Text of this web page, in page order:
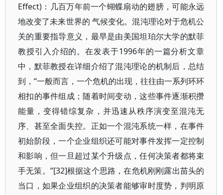
Effect)：几百万年前一个蝴蝶扇动的翅膀，可能永远
地改变了未来世界的 气候变化。混沌理论对于危机公
关的重要指导意义，最早是由美国坦珀尔大学的默菲
教授引入介绍的。在发表于1996年的一篇分析文章
中，默菲教授在详细介绍了混沌理论的机制后，总结
到，“一般而言，一个危机的出现，往往由一系列环环
相扣的事件组成；随着时间变动，这些事件逐渐积攒
能量，变得错综复杂，并迅速从秩序演变至混沌无
序、甚至全面失控。正如一个混沌系统一样，在事件
初始阶段，一个企业组织还可能对事件发挥一定控制
和影响，但一旦超过某个升级点，任何决策者都将束
手无策。”[32]根据这个思路，在危机刚刚露出苗头的
当口，如果企业组织的决策者能够审时度势，判明原